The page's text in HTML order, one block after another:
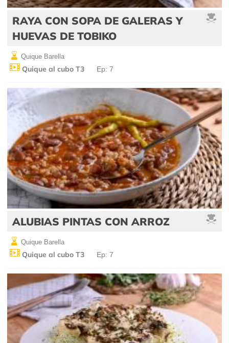
RAYA CON SOPA DE GALERAS Y
HUEVAS DE TOBIKO
Quique Barella
Quique al cubo T3 Ep: 7
ALUBIAS PINTAS CON ARROZ
Quique Barella
Quique al cubo T3 Ep: 7